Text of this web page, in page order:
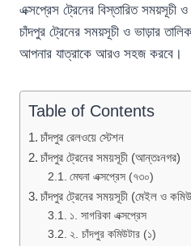
এক্সপ্রেস ট্রেনের বিস্তারিত সময়সূচী
চাঁদপুর ট্রেনের সময়সূচী ও ভাড়ার
আপনার যাত্রাকে আরও সহজ করবে।
Table of Contents
চাঁদপুর রেলওয়ে স্টেশন
চাঁদপুর ট্রেনের সময়সূচী (আন্তঃনগর)
মেঘনা এক্সপ্রেস (৭৩০)
চাঁদপুর ট্রেনের সময়সূচী (মেইল ও
১. সাগরিকা এক্সপ্রেস
২. চাঁদপুর কমিউটার (১)